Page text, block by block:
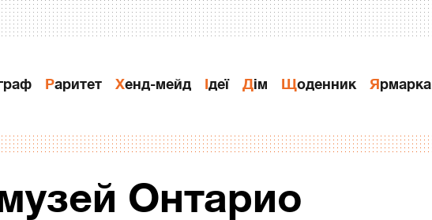
Раритет Хенд-мейд Ідеї Дiм Щоденник Ярмарка
Онтарио